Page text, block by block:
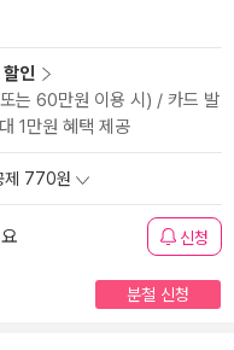
인
는 60만원 이용 시) / 카드 발
1만원 혜택 제공
제 770원
신청
분철 신청